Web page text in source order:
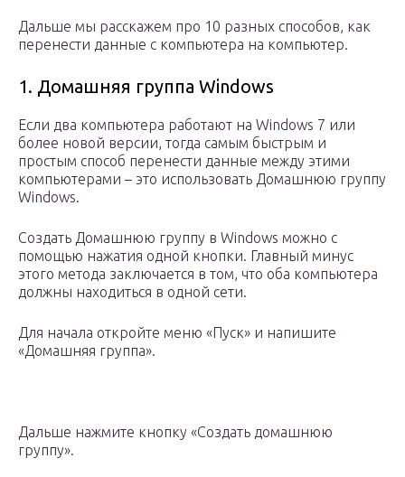
Дальше мы расскажем про 10 разных способов, как
перенести данные с компьютера на компьютер.
1. Домашняя группа Windows
Если два компьютера работают на Windows 7 или
более новой версии, тогда самым быстрым и
простым способ перенести данные между этими
компьютерами – это использовать Домашнюю группу
Windows.
Создать Домашнюю группу в Windows можно с
помощью нажатия одной кнопки. Главный минус
этого метода заключается в том, что оба компьютера
должны находиться в одной сети.
Для начала откройте меню «Пуск» и напишите
«Домашняя группа».
Дальше нажмите кнопку «Создать домашнюю
группу».